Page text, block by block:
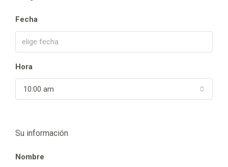
Fecha
Hora
10:00 am
Su información
Nombre